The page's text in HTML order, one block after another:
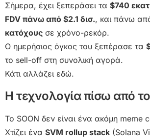
Σήμερα, έχει ξεπεράσει τα $740
FDV πάνω από $2.1 δισ., και πάνω
κατόχους σε χρόνο-ρεκόρ.
Ο ημερήσιος όγκος του ξεπέρασε τα
το sell-off στη συνολική αγορά.
Κάτι αλλάζει εδώ.
Η τεχνολογία πίσω από
Το SOON δεν είναι ένα ακόμη meme
Χτίζει ένα SVM rollup stack (Solana